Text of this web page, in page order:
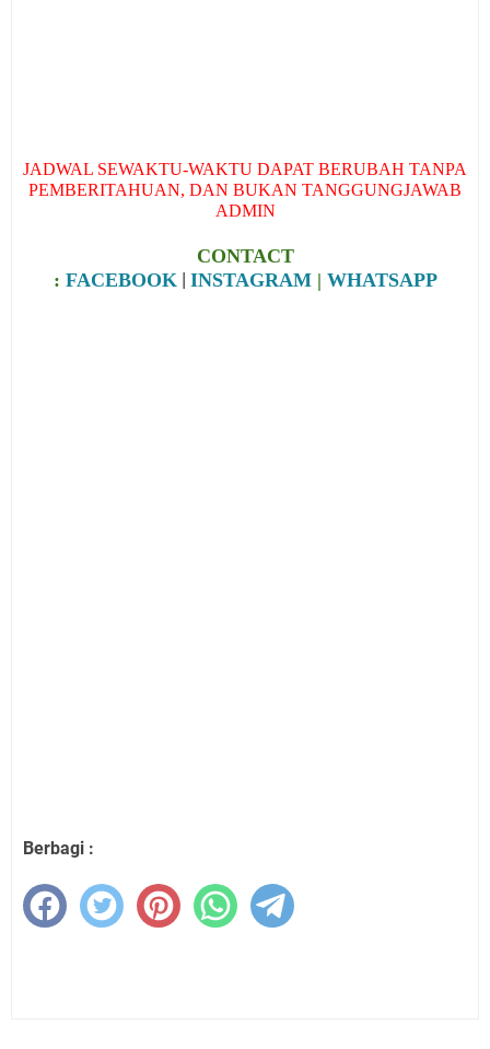
JADWAL SEWAKTU-WAKTU DAPAT BERUBAH TANPA
PEMBERITAHUAN, DAN BUKAN TANGGUNGJAWAB
ADMIN
CONTACT
: FACEBOOK | INSTAGRAM| WHATSAPP
Berbagi :